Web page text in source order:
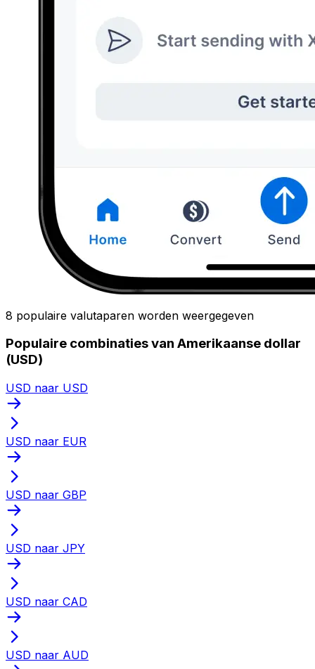
8 populaire valutaparen worden weergegeven
Populaire combinaties van Amerikaanse dollar
(USD)
USD naar USD
USD naar EUR
USD naar GBP
USD naar JPY
USD naar CAD
USD naar AUD